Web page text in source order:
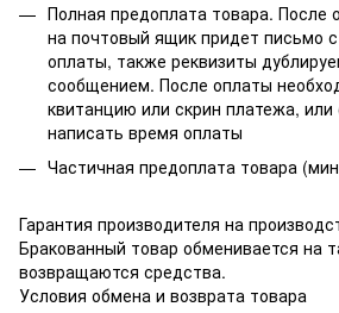
Полная предоплата товара. После
на почтовый ящик придет письмо
оплаты, также реквизиты
сообщением. После оплаты
квитанцию или скрин платежа,
написать время оплаты
Частичная предоплата товара
Гарантия производителя на
Бракованный товар обменивается на
возвращаются средства.
Условия обмена и возврата товара